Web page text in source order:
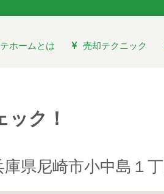
ホームとは 売却テクニック
ク！
庫県尼崎市小中島１丁